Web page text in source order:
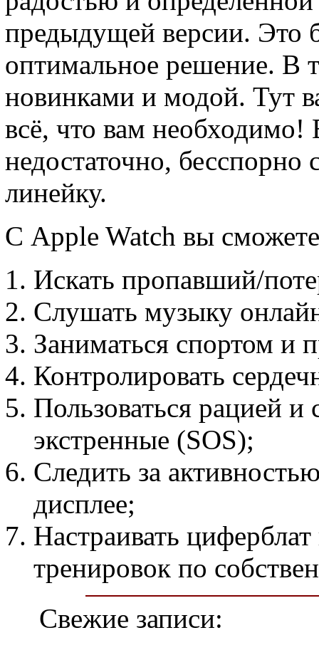
предыдущей версии. Это
оптимальное решение. В
новинками и модой. Тут
всё, что вам
недостаточно, бесспорно
линейку.
С Apple Watch вы
Искать пропавший/
Слушать музыку
Заниматься спортом и
Контролировать
Пользоваться рацией и
экстренные (SOS);
Следить за
дисплее;
Настраивать
тренировок по
Свежие записи: